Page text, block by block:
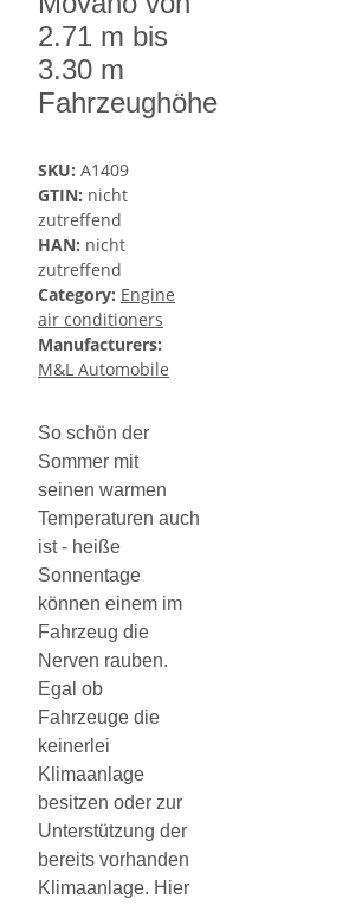
2.71 m bis
3.30 m
Fahrzeughöhe
SKU: A1409
GTIN: nicht
zutreffend
HAN: nicht
zutreffend
Category: Engine
air conditioners
Manufacturers:
M&L Automobile
So schön der
Sommer mit
seinen warmen
Temperaturen auch
ist - heiße
Sonnentage
können einem im
Fahrzeug die
Nerven rauben.
Egal ob
Fahrzeuge die
keinerlei
Klimaanlage
besitzen oder zur
Unterstützung der
bereits vorhanden
Klimaanlage. Hier